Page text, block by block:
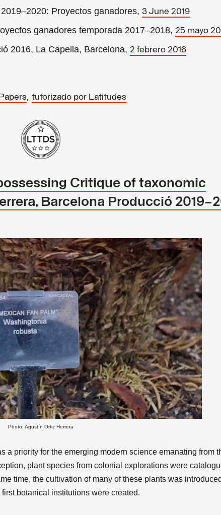
Proyectos ganadores, 3 June 2019
ganadores temporada 2017–2018, 25 mayo
2016, La Capella, Barcelona, 2 febrero 2016
, tutorizado por Latitudes
Critique of taxonomic
Barcelona Producció
Photo: Agustín Ortiz Herrera
a priority for the emerging modern science emanating from
plant species from colonial explorations were
time, the cultivation of many of these plants was
botanical institutions were created.